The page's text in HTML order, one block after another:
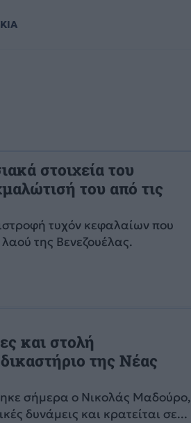
στοιχεία του
του από τις
τυχόν κεφαλαίων που
της Βενεζουέλας.
και στολή
της Νέας
σήμερα ο Νικολάς Μαδούρο,
δυνάμεις και κρατείται σε...